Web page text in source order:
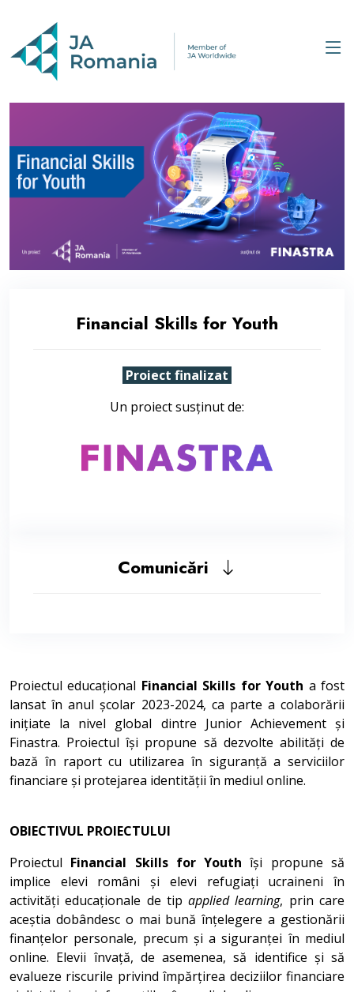
Financial Skills for Youth
Proiect finalizat
Un proiect susținut de:
Comunicări
Proiectul educațional Financial Skills for Youth a fost
lansat în anul școlar 2023-2024, ca parte a colaborării
inițiate la nivel global dintre Junior Achievement și
Finastra. Proiectul își propune să dezvolte abilități de
bază în raport cu utilizarea în siguranță a serviciilor
financiare și protejarea identității în mediul online.
OBIECTIVUL PROIECTULUI
Proiectul Financial Skills for Youth își propune să
implice elevi români și elevi refugiați ucraineni în
activități educaționale de tipapplied learning, prin care
aceștia dobândesc o mai bună înțelegere a gestionării
finanțelor personale, precum și a siguranței în mediul
online. Elevii învață, de asemenea, să identifice și să
evalueze riscurile privind împărțirea deciziilor financiare